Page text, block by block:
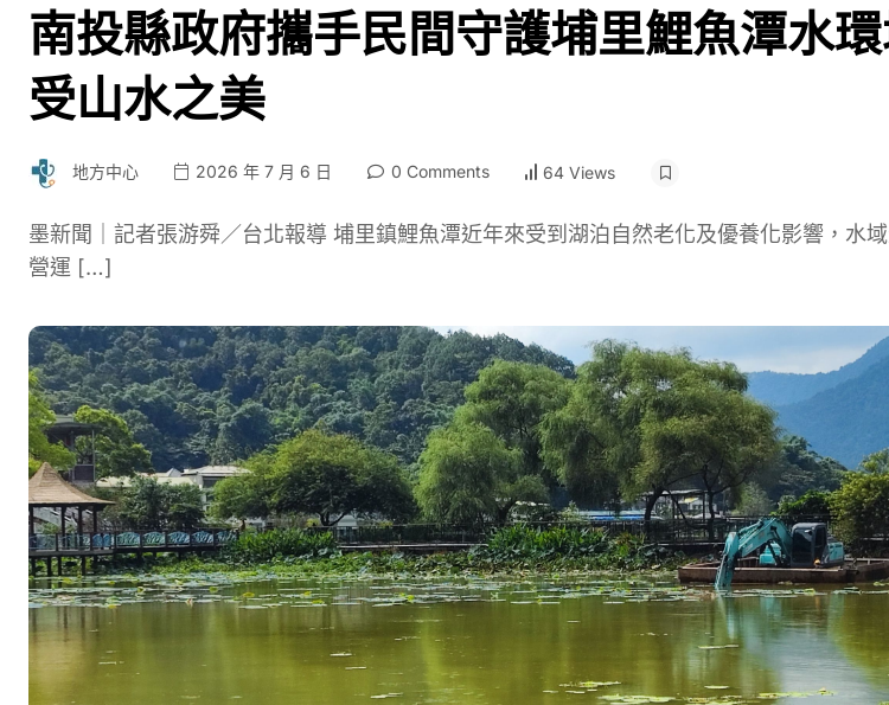
南投縣政府攜手民間守護埔里鯉魚潭水
受山水之美
地方中心 2026 年 7 月 6 日 0 Comments 64 Views
墨新聞｜記者張游舜／台北報導 埔里鎮鯉魚潭近年來受到湖泊自然老化及優養化影響，水
營運 […]